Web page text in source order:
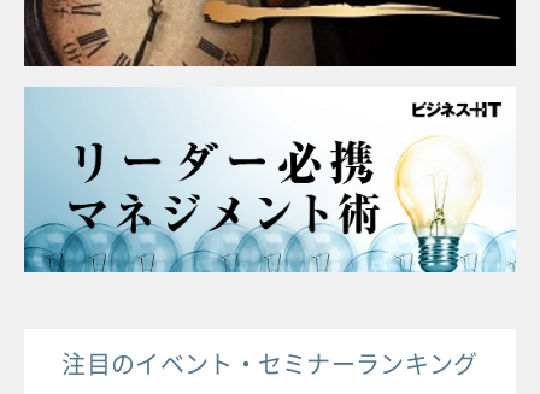
注目のイベント・セミナーランキング